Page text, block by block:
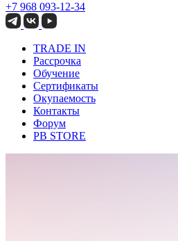
+7 968 093-12-34
TRADE IN
Рассрочка
Обучение
Сертификаты
Окупаемость
Контакты
Форум
PB STORE